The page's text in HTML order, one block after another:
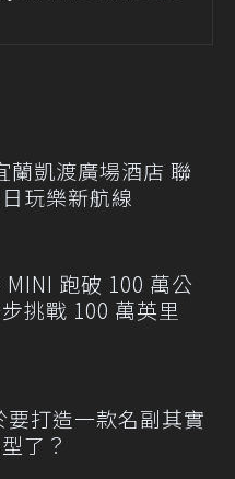
蘭凱渡廣場酒店 聯
玩樂新航線
跑破 100 萬公
挑戰 100 萬英里
打造一款名副其實
了？